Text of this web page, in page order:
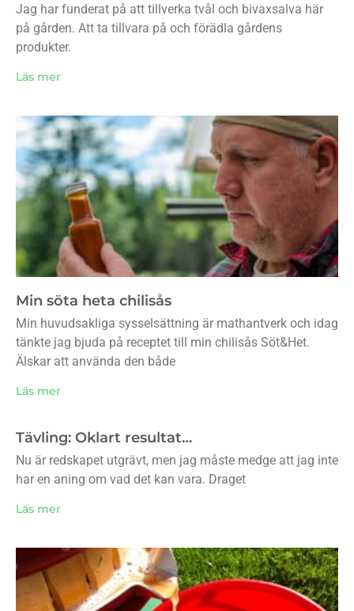
Jag har funderat på att tillverka tvål och bivaxsalva här
på gården. Att ta tillvara på och förädla gårdens
produkter.
Läs mer
Min söta heta chilisås
Min huvudsakliga sysselsättning är mathantverk och idag
tänkte jag bjuda på receptet till min chilisås Söt&Het.
Älskar att använda den både
Läs mer
Tävling: Oklart resultat…
Nu är redskapet utgrävt, men jag måste medge att jag inte
har en aning om vad det kan vara. Draget
Läs mer